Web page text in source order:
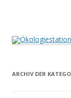
ARCHIV DER